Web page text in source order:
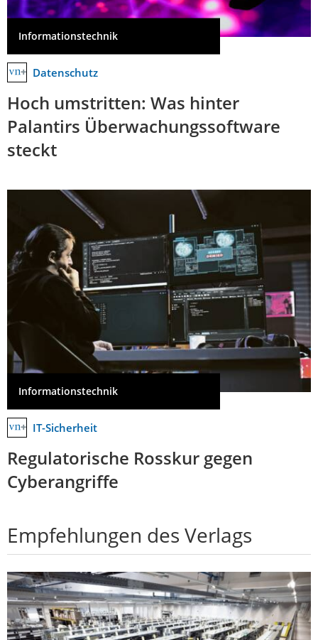
Informationstechnik
Datenschutz
Hoch umstritten: Was hinter
Palantirs Überwachungssoftware
steckt
Informationstechnik
IT-Sicherheit
Regulatorische Rosskur gegen
Cyberangriffe
Empfehlungen des Verlags